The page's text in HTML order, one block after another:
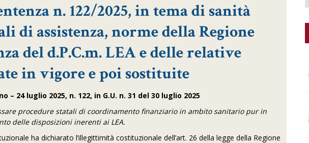
n. 122/2025, in tema di sanità
di assistenza, norme della Regione
del d.P.C.m. LEA e delle relative
in vigore e poi sostituite
– 24 luglio 2025, n. 122, in G.U. n. 31 del 30 luglio 2025
procedure statali di coordinamento finanziario in ambito sanitario pur in
delle disposizioni inerenti ai LEA.
ha dichiarato l’illegittimità costituzionale dell’art. 26 della legge della Regione